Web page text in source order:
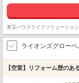
東宝ハウスライフソリューショ
ライオンズグロー
【空室】リフォーム歴の